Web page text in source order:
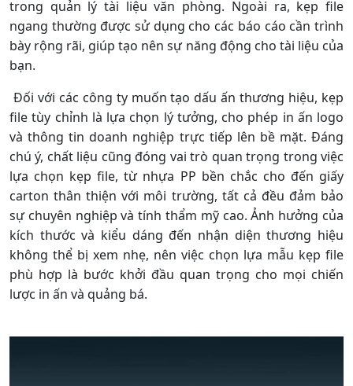
trong quản lý tài liệu văn phòng. Ngoài ra, kẹp file
ngang thường được sử dụng cho các báo cáo cần trình
bày rộng rãi, giúp tạo nên sự năng động cho tài liệu của
bạn.
Đối với các công ty muốn tạo dấu ấn thương hiệu, kẹp
file tùy chỉnh là lựa chọn lý tưởng, cho phép in ấn logo
và thông tin doanh nghiệp trực tiếp lên bề mặt. Đáng
chú ý, chất liệu cũng đóng vai trò quan trọng trong việc
lựa chọn kẹp file, từ nhựa PP bền chắc cho đến giấy
carton thân thiện với môi trường, tất cả đều đảm bảo
sự chuyên nghiệp và tính thẩm mỹ cao. Ảnh hưởng của
kích thước và kiểu dáng đến nhận diện thương hiệu
không thể bị xem nhẹ, nên việc chọn lựa mẫu kẹp file
phù hợp là bước khởi đầu quan trọng cho mọi chiến
lược in ấn và quảng bá.